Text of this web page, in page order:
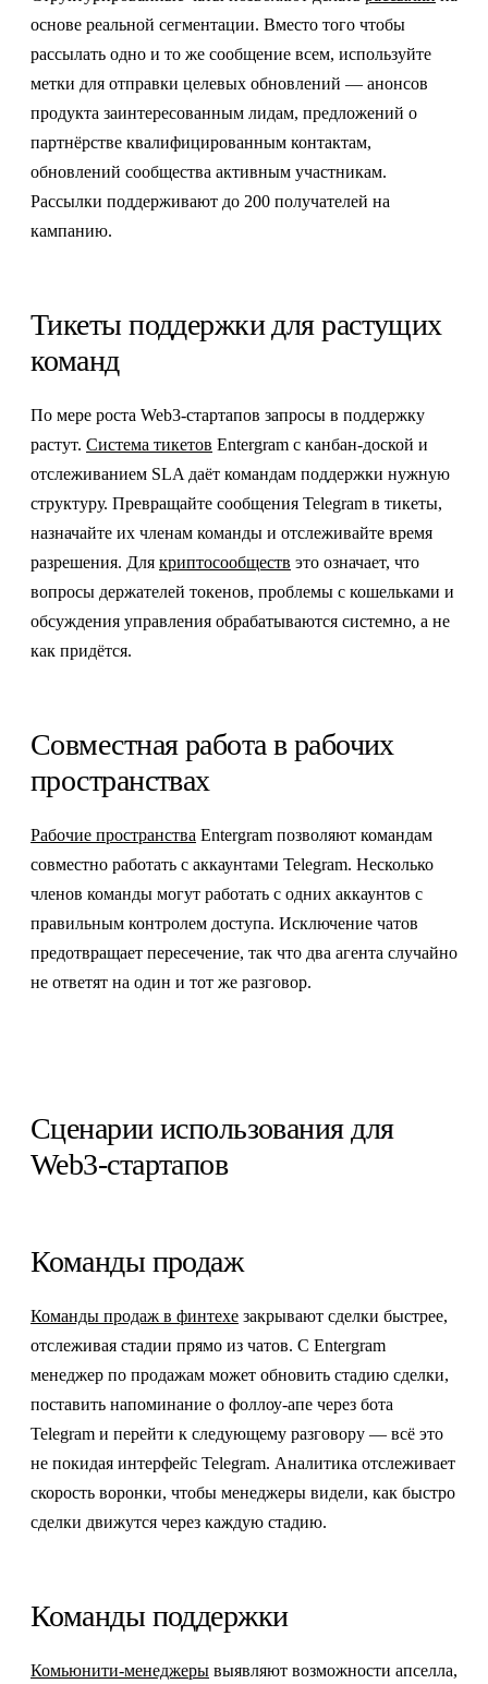
основе реальной сегментации. Вместо того чтобы
рассылать одно и то же сообщение всем, используйте
метки для отправки целевых обновлений — анонсов
продукта заинтересованным лидам, предложений о
партнёрстве квалифицированным контактам,
обновлений сообщества активным участникам.
Рассылки поддерживают до 200 получателей на
кампанию.
Тикеты поддержки для растущих
команд
По мере роста Web3-стартапов запросы в поддержку
растут. Система тикетов Entergram с канбан-доской и
отслеживанием SLA даёт командам поддержки нужную
структуру. Превращайте сообщения Telegram в тикеты,
назначайте их членам команды и отслеживайте время
разрешения. Для криптосообществ это означает, что
вопросы держателей токенов, проблемы с кошельками и
обсуждения управления обрабатываются системно, а не
как придётся.
Совместная работа в рабочих
пространствах
Рабочие пространства Entergram позволяют командам
совместно работать с аккаунтами Telegram. Несколько
членов команды могут работать с одних аккаунтов с
правильным контролем доступа. Исключение чатов
предотвращает пересечение, так что два агента случайно
не ответят на один и тот же разговор.
Сценарии использования для
Web3-стартапов
Команды продаж
Команды продаж в финтехе закрывают сделки быстрее,
отслеживая стадии прямо из чатов. С Entergram
менеджер по продажам может обновить стадию сделки,
поставить напоминание о фоллоу-апе через бота
Telegram и перейти к следующему разговору — всё это
не покидая интерфейс Telegram. Аналитика отслеживает
скорость воронки, чтобы менеджеры видели, как быстро
сделки движутся через каждую стадию.
Команды поддержки
Комьюнити-менеджеры выявляют возможности апселла,